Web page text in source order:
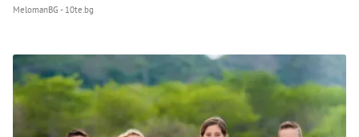
MelomanBG - 10te.bg